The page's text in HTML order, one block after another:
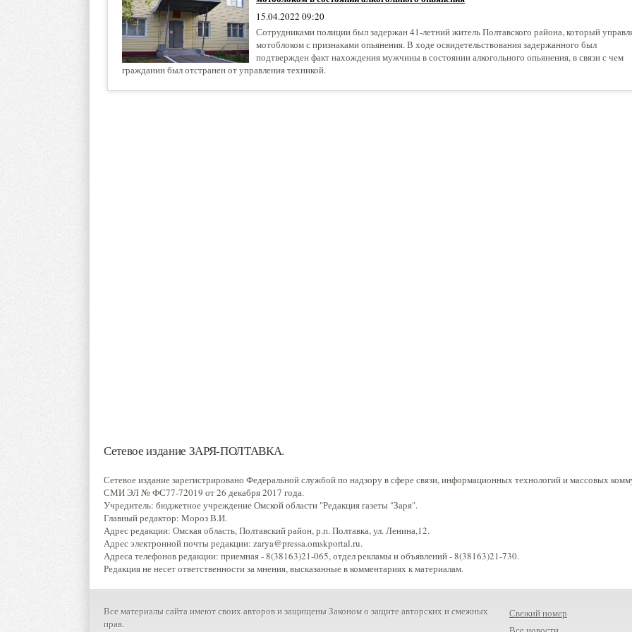
15.04.2022 09:20
Сотрудниками полиции был задержан 41-летний житель Полтавского района, который
мотоблоком с признаками опьянения. В ходе освидетельствования задержанного был
подтвержден факт нахождения мужчины в состоянии алкогольного опьянения, в связи с чем
гражданин был отстранен от управления техникой.
Сетевое издание ЗАРЯ-ПОЛТАВКА.
Сетевое издание зарегистрировано Федеральной службой по надзору в сфере связи, информационных технологий и массовых
СМИ ЭЛ № ФС77-72019 от 26 декабря 2017 года.
Учредитель: бюджетное учреждение Омской области "Редакция газеты "Заря".
Главный редактор: Мороз В.И.
Адрес редакции: Омская область, Полтавский район, р.п. Полтавка, ул. Ленина,12.
Адрес электронной почты редакции: zarya@pressa.omskportal.ru.
Адреса телефонов редакции: приемная - 8(38163)21-065, отдел рекламы и объявлений - 8(38163)21-730.
Редакция не несет ответственности за мнения, высказанные в комментариях к материалам.
Все материалы сайта имеют своих авторов и защищены Законом о защите авторских и смежных
прав.
Свежий номер